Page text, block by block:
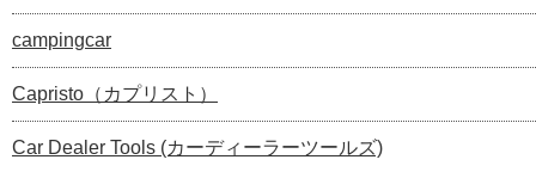
campingcar
Capristo（カプリスト）
Car Dealer Tools (カーディーラーツールズ)